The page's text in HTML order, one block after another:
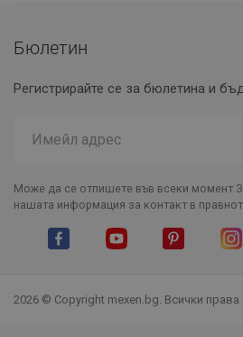
Бюлетин
Регистрирайте се за бюлетина и
Може да се отпишете във всеки
нашата информация за контакт в
2026 © Copyright mexen.bg. Всички права